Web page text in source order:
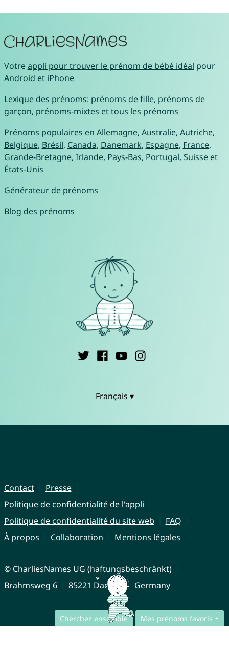
Cherchez ensemble Mes prénoms favoris
Votreappli pour trouver le prénom de bébé idéal pour
Android et iPhone
Lexique des prénoms: prénoms de fille, prénoms de
garçon, prénoms-mixtes ettous les prénoms
Prénoms populaires en Allemagne, Australie, Autriche,
Belgique, Brésil, Canada, Danemark, Espagne, France,
Grande-Bretagne, Irlande, Pays-Bas, Portugal, Suisseet
États-Unis
Générateur de prénoms
Blog des prénoms
Français ▾
Contact
Presse
Politique de confidentialité de l'appli
Politique de confidentialité du site web
FAQ
À propos
Collaboration Mentions légales
© CharliesNames UG (haftungsbeschränkt)
Brahmsweg 6
85221 Dachau Germany